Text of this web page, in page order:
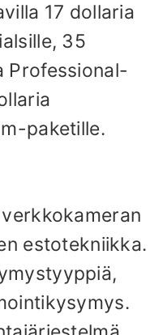
17 dollaria
35
Professional-
paketille.
estotekniikka.